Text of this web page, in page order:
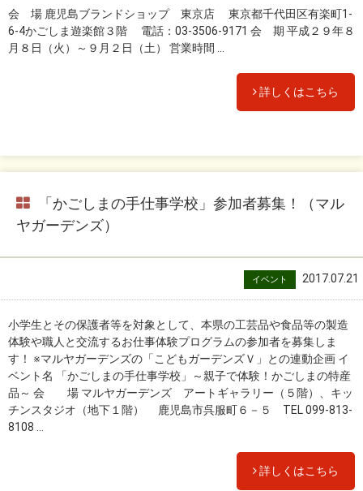
会 場 鹿児島ブランドショップ 東京店 東京都千代田区有楽町1-
6-4かごしま遊楽館３階 電話：03-3506-9171 会 期 平成２９年８
月８日（火）～９月２日（土） 営業時間 ...
詳しくはこちら
「かごしまの手仕事学校」参加者募集！（マル
ヤガーデンズ）
イベント 2017.07.21
小学生とその保護者等を対象として、本県の工芸品や食品等の製造
体験や職人と交流するお仕事体験プログラムの参加者を募集しま
す！ ※マルヤガーデンズの「こどもガーデンズＶ」との連動企画 イ
ベント名 「かごしまの手仕事学校」～親子で体験！かごしまの特産
品～ 会 場 マルヤガーデンズ アートギャラリー（５階）、キッ
チンスタジオ（地下１階） 鹿児島市呉服町６－５ TEL 099-813-
8108 ...
詳しくはこちら